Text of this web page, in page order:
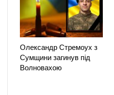
Олександр Стремоух з
Сумщини загинув під
Волновахою